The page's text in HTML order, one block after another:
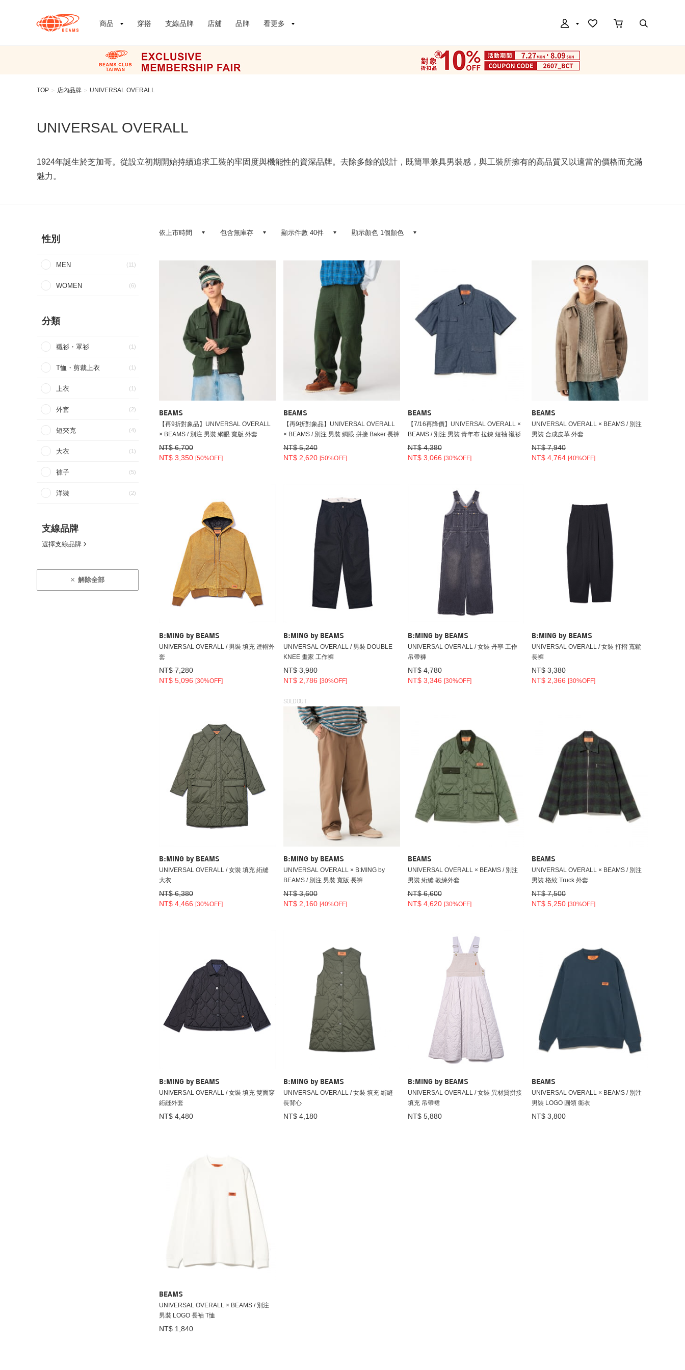
商品 穿搭 支線品牌 店舖 品牌 看更多
TOP > 店內品牌 > UNIVERSAL OVERALL
UNIVERSAL OVERALL
1924年誕生於芝加哥。從設立初期開始持續追求工裝的牢固度與機能性的資深品牌。去除多餘的設計，既簡單兼具男裝感，與工裝所擁有的高品質又以適當的價格而充滿
魅力。
性別
MEN (11)
WOMEN (6)
分類
襯衫・罩衫 (1)
T恤・剪裁上衣 (1)
上衣 (1)
外套 (2)
短夾克 (4)
大衣 (1)
褲子 (5)
洋裝 (2)
支線品牌
選擇支線品牌
解除全部
依上市時間 包含無庫存 顯示件數 40件 顯示顏色 1個顏色
BEAMS
【再9折對象品】UNIVERSAL OVERALL
× BEAMS / 別注 男裝 網眼 寬版 外套
NT$ 6,700
NT$ 3,350 [50%OFF]
BEAMS
【再9折對象品】UNIVERSAL OVERALL
× BEAMS / 別注 男裝 網眼 拼接 Baker 長褲
NT$ 5,240
NT$ 2,620 [50%OFF]
BEAMS
【7/16再降價】UNIVERSAL OVERALL ×
BEAMS / 別注 男裝 青年布 拉鍊 短袖 襯衫
NT$ 4,380
NT$ 3,066 [30%OFF]
BEAMS
UNIVERSAL OVERALL × BEAMS / 別注
男裝 合成皮革 外套
NT$ 7,940
NT$ 4,764[40%OFF]
B:MING by BEAMS
UNIVERSAL OVERALL / 男裝 填充 連帽外
套
NT$ 7,280
NT$ 5,096 [30%OFF]
B:MING by BEAMS
UNIVERSAL OVERALL / 男裝 DOUBLE
KNEE 畫家 工作褲
NT$ 3,980
NT$ 2,786 [30%OFF]
B:MING by BEAMS
UNIVERSAL OVERALL / 女裝 丹寧 工作
吊帶褲
NT$ 4,780
NT$ 3,346 [30%OFF]
B:MING by BEAMS
UNIVERSAL OVERALL / 女裝 打摺 寬鬆
長褲
NT$ 3,380
NT$ 2,366[30%OFF]
B:MING by BEAMS
UNIVERSAL OVERALL / 女裝 填充 絎縫
大衣
NT$ 6,380
NT$ 4,466 [30%OFF]
SOLDOUT
B:MING by BEAMS
UNIVERSAL OVERALL × B:MING by
BEAMS / 別注 男裝 寬版 長褲
NT$ 3,600
NT$ 2,160 [40%OFF]
BEAMS
UNIVERSAL OVERALL × BEAMS / 別注
男裝 絎縫 教練外套
NT$ 6,600
NT$ 4,620 [30%OFF]
BEAMS
UNIVERSAL OVERALL × BEAMS / 別注
男裝 格紋 Truck 外套
NT$ 7,500
NT$ 5,250[30%OFF]
B:MING by BEAMS
UNIVERSAL OVERALL / 女裝 填充 雙面穿
絎縫外套
NT$ 4,480
B:MING by BEAMS
UNIVERSAL OVERALL / 女裝 填充 絎縫
長背心
NT$ 4,180
B:MING by BEAMS
UNIVERSAL OVERALL / 女裝 異材質拼接
填充 吊帶裙
NT$ 5,880
BEAMS
UNIVERSAL OVERALL × BEAMS / 別注
男裝 LOGO 圓領 衛衣
NT$ 3,800
BEAMS
UNIVERSAL OVERALL × BEAMS / 別注
男裝 LOGO 長袖 T恤
NT$ 1,840